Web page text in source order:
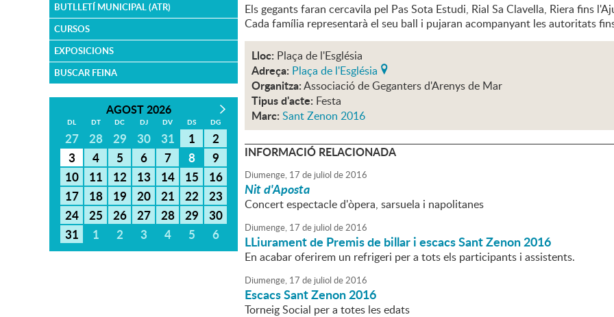
BUTLLETÍ MUNICIPAL (ATR)
CURSOS
EXPOSICIONS
BUSCAR FEINA
AGOST 2026
DL DT DC DJ DV DS DG
27 28 29 30 31 1
2
3
4 5 6 7 8
9
10
11 12 13 14 15
16
17
18 19 20 21 22
23
24
25 26 27 28 29
30
31
1 2 3 4 5 6
Els gegants faran cercavila pel Pas Sota Estudi, Rial Sa Clavella, Riera fins
Cada família representarà el seu ball i pujaran acompanyant les autoritats
Lloc: Plaça de l'Església
Adreça: Plaça de l'Església
Organitza:Associació de Geganters d'Arenys de Mar
Tipus d'acte: Festa
Marc: Sant Zenon 2016
INFORMACIÓ RELACIONADA
Diumenge, 17 de juliol de2016
Nit d'Aposta
Concert espectacle d'òpera, sarsuela i napolitanes
Diumenge, 17 de juliol de2016
LLiurament de Premis de billar i escacs Sant Zenon 2016
En acabar oferirem un refrigeri per a tots els participants i assistents.
Diumenge, 17 de juliol de2016
Escacs Sant Zenon 2016
Torneig Social per a totes les edats